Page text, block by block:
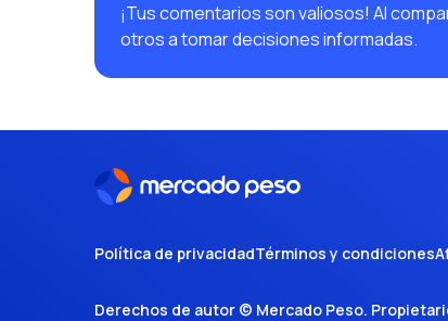
¡Tus comentarios son valiosos! Al
otros a tomar decisiones informadas.
Política de privacidadTérminos y condiciones
Derechos de autor © Mercado Peso.